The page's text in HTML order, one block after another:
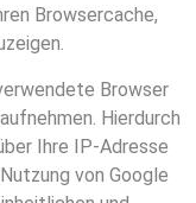
Browsercache,
Browser
Hierdurch
Ihre IP-Adresse
von Google